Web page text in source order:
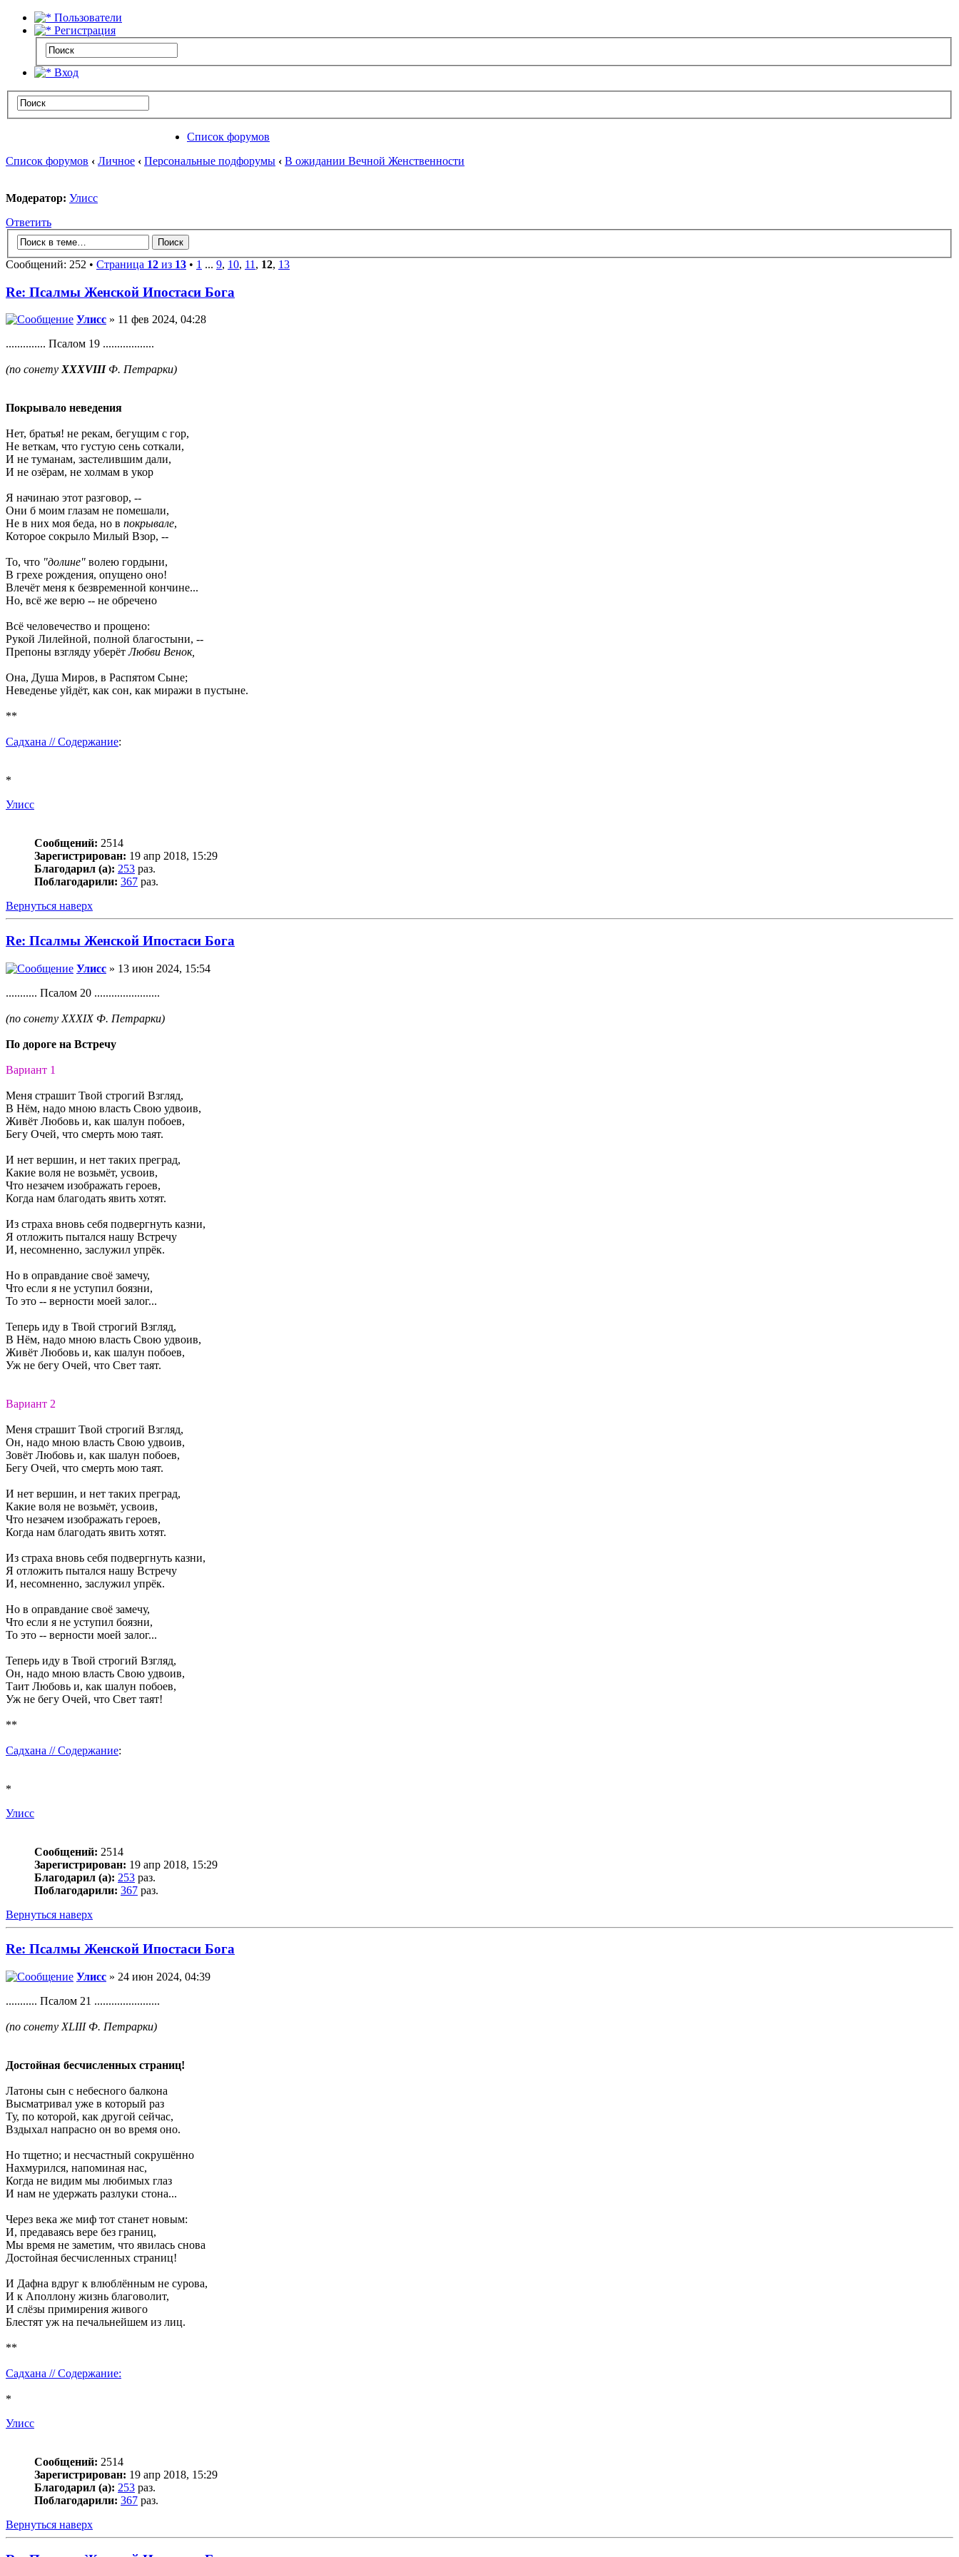
Пользователи
Регистрация
Вход
Список форумов
Список форумов ‹ Личное ‹ Персональные подфорумы ‹ В ожидании Вечной Женственности
Модератор: Улисс
Ответить
Сообщений: 252 • Страница 12 из 13 • 1 ... 9, 10, 11 , 12, 13
Re: Псалмы Женской Ипостаси Бога
Улисс » 11 фев 2024, 04:28
.............. Псалом 19 ..................
(по сонету XXXVIIIФ. Петрарки)
Покрывало неведения
Нет, братья! не рекам, бегущим с гор,
Не веткам, что густую сень соткали,
И не туманам, застелившим дали,
И не озёрам, не холмам в укор
Я начинаю этот разговор, --
Они б моим глазам не помешали,
Не в них моя беда, но в покрывале,
Которое сокрыло Милый Взор, --
То, что "долине" волею гордыни,
В грехе рождения, опущено оно!
Влечёт меня к безвременной кончине...
Но, всё же верю -- не обречено
Всё человечество и прощено:
Рукой Лилейной, полной благостыни, --
Препоны взгляду уберётЛюбви Венок,
Она, Душа Миров, в Распятом Сыне;
Неведенье уйдёт, как сон, как миражи в пустыне.
**
Садхана // Содержание:
*
Улисс
Сообщений: 2514
Зарегистрирован: 19 апр 2018, 15:29
Благодарил (а): 253 раз.
Поблагодарили: 367 раз.
Вернуться наверх
Re: Псалмы Женской Ипостаси Бога
Улисс » 13 июн 2024, 15:54
........... Псалом 20 .......................
(по сонету XXXIX Ф. Петрарки)
По дороге на Встречу
Вариант 1
Меня страшит Твой строгий Взгляд,
В Нём, надо мною власть Свою удвоив,
Живёт Любовь и, как шалун побоев,
Бегу Очей, что смерть мою таят.
И нет вершин, и нет таких преград,
Какие воля не возьмёт, усвоив,
Что незачем изображать героев,
Когда нам благодать явить хотят.
Из страха вновь себя подвергнуть казни,
Я отложить пытался нашу Встречу
И, несомненно, заслужил упрёк.
Но в оправдание своё замечу,
Что если я не уступил боязни,
То это -- верности моей залог...
Теперь иду в Твой строгий Взгляд,
В Нём, надо мною власть Свою удвоив,
Живёт Любовь и, как шалун побоев,
Уж не бегу Очей, что Свет таят.
Вариант 2
Меня страшит Твой строгий Взгляд,
Он, надо мною власть Свою удвоив,
Зовёт Любовь и, как шалун побоев,
Бегу Очей, что смерть мою таят.
И нет вершин, и нет таких преград,
Какие воля не возьмёт, усвоив,
Что незачем изображать героев,
Когда нам благодать явить хотят.
Из страха вновь себя подвергнуть казни,
Я отложить пытался нашу Встречу
И, несомненно, заслужил упрёк.
Но в оправдание своё замечу,
Что если я не уступил боязни,
То это -- верности моей залог...
Теперь иду в Твой строгий Взгляд,
Он, надо мною власть Свою удвоив,
Таит Любовь и, как шалун побоев,
Уж не бегу Очей, что Свет таят!
**
Садхана // Содержание:
*
Улисс
Сообщений: 2514
Зарегистрирован: 19 апр 2018, 15:29
Благодарил (а): 253 раз.
Поблагодарили: 367 раз.
Вернуться наверх
Re: Псалмы Женской Ипостаси Бога
Улисс » 24 июн 2024, 04:39
........... Псалом 21 .......................
(по сонету XLIII Ф. Петрарки)
Достойная бесчисленных страниц!
Латоны сын с небесного балкона
Высматривал уже в который раз
Ту, по которой, как другой сейчас,
Вздыхал напрасно он во время оно.
Но тщетно; и несчастный сокрушённо
Нахмурился, напоминая нас,
Когда не видим мы любимых глаз
И нам не удержать разлуки стона...
Через века же миф тот станет новым:
И, предаваясь вере без границ,
Мы время не заметим, что явилась снова
Достойная бесчисленных страниц!
И Дафна вдруг к влюблённым не сурова,
И к Аполлону жизнь благоволит,
И слёзы примирения живого
Блестят уж на печальнейшем из лиц.
**
Садхана // Содержание:
*
Улисс
Сообщений: 2514
Зарегистрирован: 19 апр 2018, 15:29
Благодарил (а): 253 раз.
Поблагодарили: 367 раз.
Вернуться наверх